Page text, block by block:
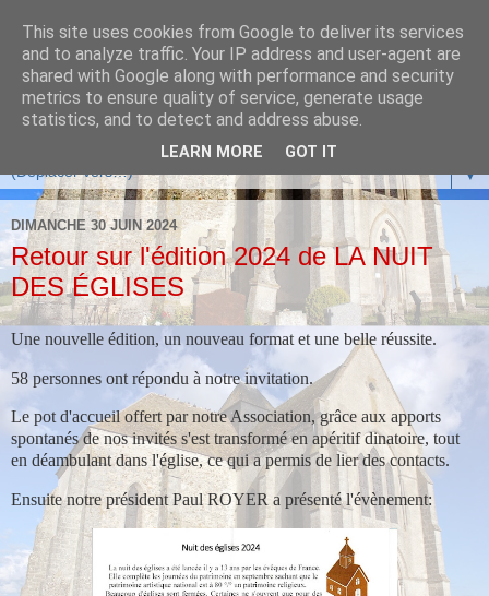
▼
DIMANCHE 30 JUIN 2024
Retour sur l'édition 2024 de LA NUIT
DES ÉGLISES
Une nouvelle édition, un nouveau format et une belle réussite.
58 personnes ont répondu à notre invitation.
Le pot d'accueil offert par notre Association, grâce aux apports
spontanés de nos invités s'est transformé en apéritif dinatoire, tout
en déambulant dans l'église, ce qui a permis de lier des contacts.
Ensuite notre président Paul ROYER a présenté l'évènement:
This site uses cookies from Google to deliver its services
and to analyze traffic. Your IP address and user-agent are
shared with Google along with performance and security
metrics to ensure quality of service, generate usage
statistics, and to detect and address abuse.
LEARN MORE GOT IT